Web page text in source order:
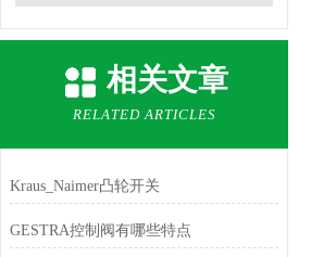
相关文章
RELATED ARTICLES
Kraus_Naimer凸轮开关
GESTRA控制阀有哪些特点